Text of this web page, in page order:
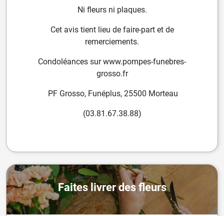
Ni fleurs ni plaques.
Cet avis tient lieu de faire-part et de
remerciements.
Condoléances sur www.pompes-funebres-
grosso.fr
PF Grosso, Funéplus, 25500 Morteau
(03.81.67.38.88)
Faites livrer des fleurs